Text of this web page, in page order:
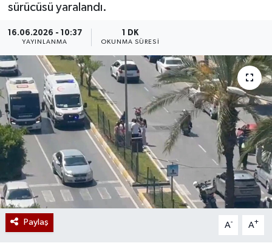
sürücüsü yaralandı.
16.06.2026 - 10:37
YAYINLANMA
1 DK
OKUNMA SÜRESI
Paylaş A- A+